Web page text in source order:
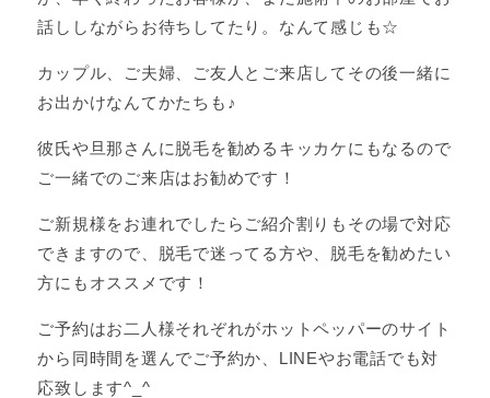
話ししながらお待ちしてたり。なんて感じも☆
カップル、ご夫婦、ご友人とご来店してその後一緒に
お出かけなんてかたちも♪
彼氏や旦那さんに脱毛を勧めるキッカケにもなるので
ご一緒でのご来店はお勧めです！
ご新規様をお連れでしたらご紹介割りもその場で対応
できますので、脱毛で迷ってる方や、脱毛を勧めたい
方にもオススメです！
ご予約はお二人様それぞれがホットペッパーのサイト
から同時間を選んでご予約か、LINEやお電話でも対
応致します^_^